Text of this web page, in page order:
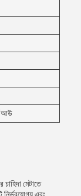
আউ
মেটাতে